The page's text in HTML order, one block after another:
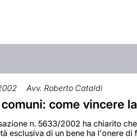
Avv. Roberto Cataldi
come vincere
n. 5633/2002 ha chiarito
esclusiva di un bene ha l'onere